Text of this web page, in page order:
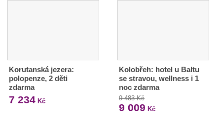
Korutanská jezera:
polopenze, 2 děti
zdarma
7 234 Kč
Kolobřeh: hotel u Baltu
se stravou, wellness i 1
noc zdarma
9 483 Kč
9 009 Kč